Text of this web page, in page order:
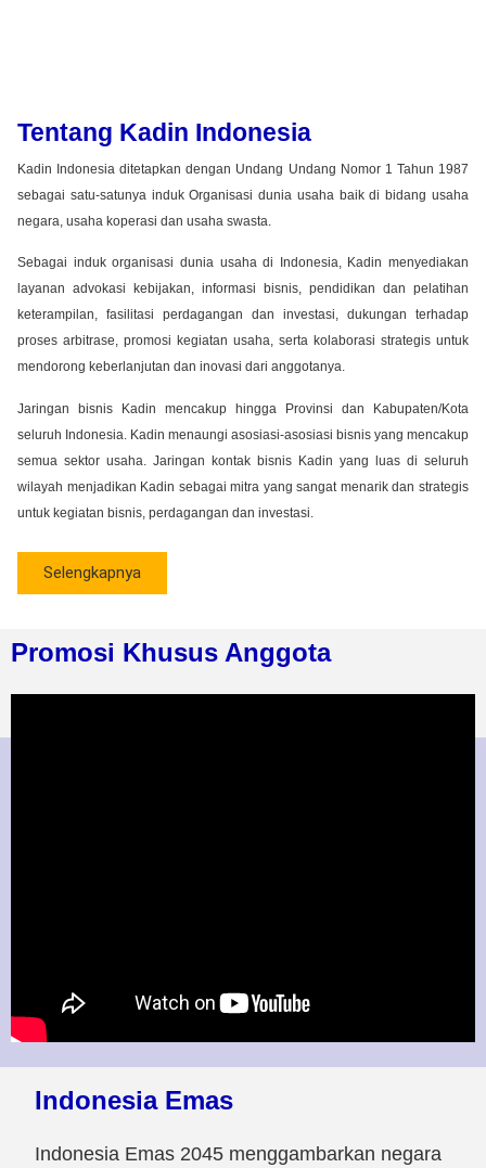
Tentang Kadin Indonesia
Kadin Indonesia ditetapkan dengan Undang Undang Nomor 1 Tahun 1987
sebagai satu-satunya induk Organisasi dunia usaha baik di bidang usaha
negara, usaha koperasi dan usaha swasta.
Sebagai induk organisasi dunia usaha di Indonesia, Kadin menyediakan
layanan advokasi kebijakan, informasi bisnis, pendidikan dan pelatihan
keterampilan, fasilitasi perdagangan dan investasi, dukungan terhadap
proses arbitrase, promosi kegiatan usaha, serta kolaborasi strategis untuk
mendorong keberlanjutan dan inovasi dari anggotanya.
Jaringan bisnis Kadin mencakup hingga Provinsi dan Kabupaten/Kota
seluruh Indonesia. Kadin menaungi asosiasi-asosiasi bisnis yang mencakup
semua sektor usaha. Jaringan kontak bisnis Kadin yang luas di seluruh
wilayah menjadikan Kadin sebagai mitra yang sangat menarik dan strategis
untuk kegiatan bisnis, perdagangan dan investasi.
Selengkapnya
Promosi Khusus Anggota
Indonesia Emas
Indonesia Emas 2045 menggambarkan negara